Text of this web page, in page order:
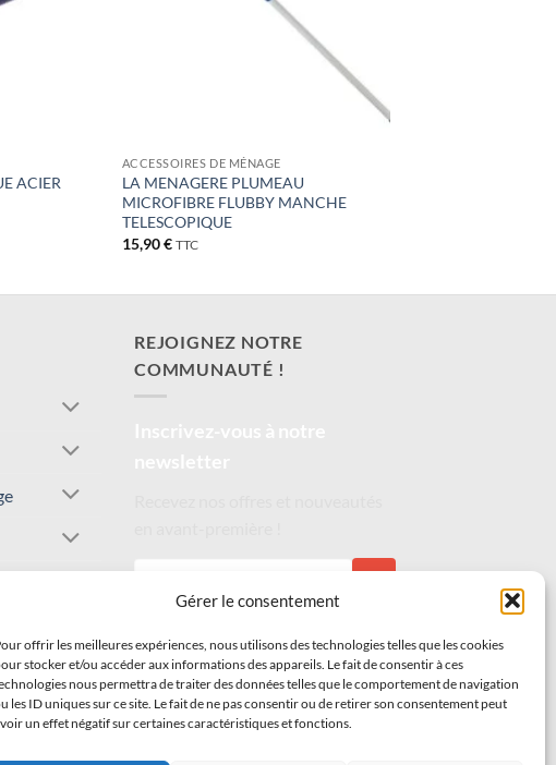
Gérer le consentement
offrir les meilleures expériences, nous utilisons des technologies telles que les cookies
stocker et/ou accéder aux informations des appareils. Le fait de consentir à ces
nous permettra de traiter des données telles que le comportement de navigation
les ID uniques sur ce site. Le fait de ne pas consentir ou de retirer son consentement peut
un effet négatif sur certaines caractéristiques et fonctions.
ACIER
ACCESSOIRES DE MÉNAGE
LA MENAGERE PLUMEAU
MICROFIBRE FLUBBY MANCHE
TELESCOPIQUE
15,90€ TTC
REJOIGNEZ NOTRE
COMMUNAUTÉ !